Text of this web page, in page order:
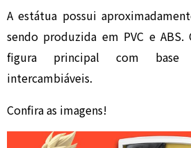
A estátua possui
sendo produzida em PVC e
figura principal com
intercambiáveis.
Confira as imagens!